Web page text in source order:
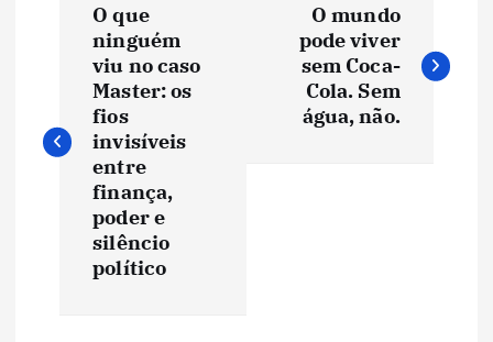
e
O que
ninguém
viu no caso
Master: os
fios
invisíveis
entre
finança,
poder e
silêncio
político
O mundo
pode viver
sem Coca-
Cola. Sem
água, não.